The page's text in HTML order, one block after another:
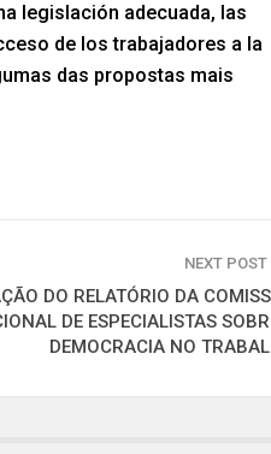
legislación adecuada, las
de los trabajadores a la
das propostas mais
NEXT POST
DO RELATÓRIO DA
DE ESPECIALISTAS
DEMOCRACIA NO